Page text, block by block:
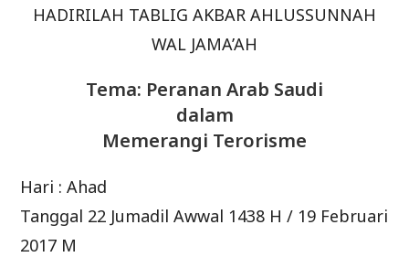
HADIRILAH TABLIG AKBAR AHLUSSUNNAH
WAL JAMA’AH
Tema: Peranan Arab Saudi
dalam
Memerangi Terorisme
Hari : Ahad
Tanggal 22 Jumadil Awwal 1438 H / 19 Februari
2017 M